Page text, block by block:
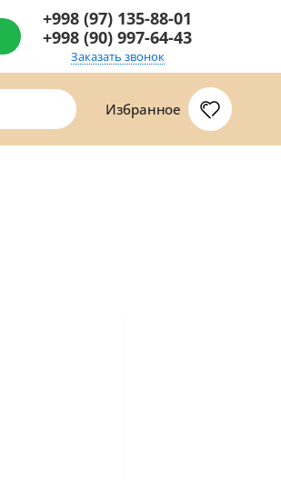
+998 (97) 135-88-01
+998 (90) 997-64-43
Заказать звонок
Избранное